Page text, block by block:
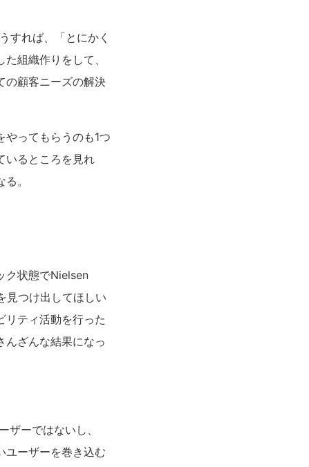
すれば、「とにかく
組織作りをして、
の顧客ニーズの解決
やってもらうのも1つ
いるところを見れ
。
ク状態でNielsen
見つけ出してほしい
リティ活動を行った
んざんな結果になっ
ザーではないし、
ユーザーを巻き込む